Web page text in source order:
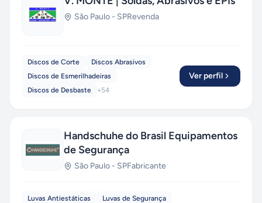
São Paulo - SPRevenda
Discos de Corte
Discos Abrasivos
Discos de Esmerilhadeiras
Discos de Desbaste
+54
Ver perfil
Handschuhe do Brasil Equipamentos
de Segurança
São Paulo - SPFabricante
Luvas Antiestáticas
Luvas de Segurança